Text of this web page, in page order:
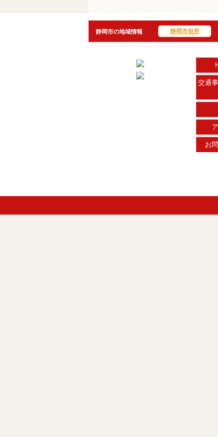
静岡市の地域情報 静岡市役所
交通
お